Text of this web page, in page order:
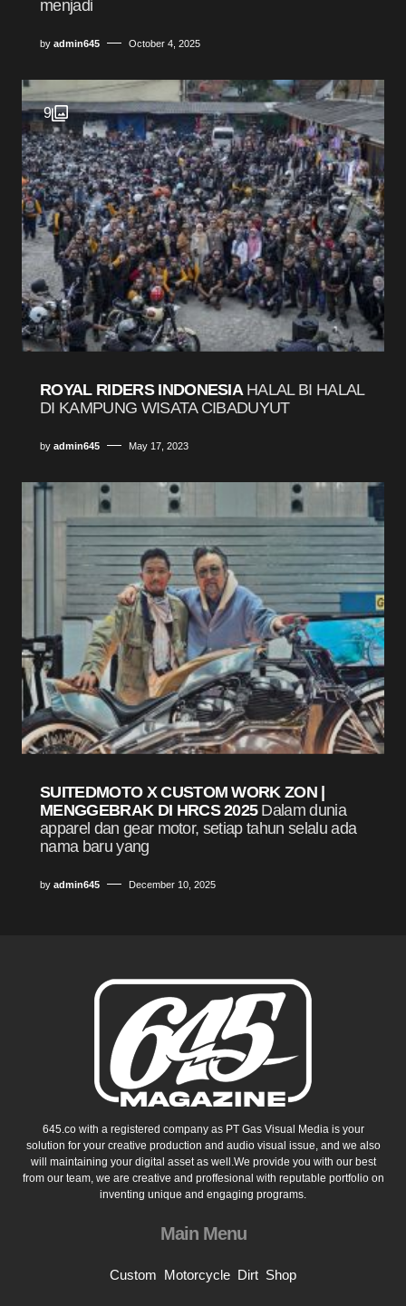
menjadi
by admin645 October 4, 2025
9
ROYAL RIDERS INDONESIA HALAL BI HALAL
DI KAMPUNG WISATA CIBADUYUT
by admin645 May 17, 2023
SUITEDMOTO X CUSTOM WORK ZON |
MENGGEBRAK DI HRCS 2025 Dalam dunia
apparel dan gear motor, setiap tahun selalu ada
nama baru yang
by admin645 December 10, 2025
645.co with a registered company as PT Gas Visual Media is your
solution for your creative production and audio visual issue, and we also
will maintaining your digital asset as well.We provide you with our best
from our team, we are creative and proffesional with reputable portfolio on
inventing unique and engaging programs.
Main Menu
Custom Motorcycle Dirt Shop